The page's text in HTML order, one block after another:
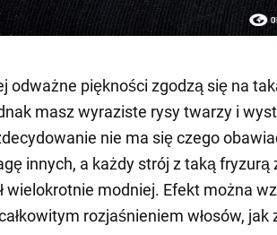
odważne piękności zgodzą się na
masz wyraziste rysy twarzy i
nie ma się czego
innych, a każdy strój z taką fryzurą
wielokrotnie modniej. Efekt można
rozjaśnieniem włosów, jak